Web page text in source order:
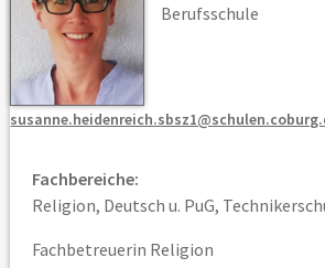
Berufsschule
Fachbereiche:
Religion, Deutsch u. PuG,
Fachbetreuerin Religion